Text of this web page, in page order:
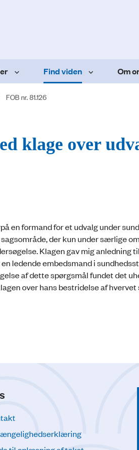
Find viden Om
FOB nr. 81.126
klage over
en formand for et udvalg under
der kun under særlige
Klagen gav mig anledning
ledende embedsmand i
af dette spørgsmål fundet det
over hans bestridelse af